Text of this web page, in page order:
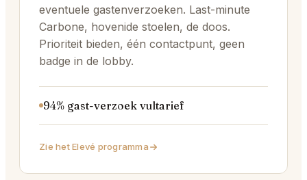
eventuele gastenverzoeken. Last-minute
Carbone, hovenide stoelen, de doos.
Prioriteit bieden, één contactpunt, geen
badge in de lobby.
94% gast-verzoek vultarief
Zie het Elevé programma